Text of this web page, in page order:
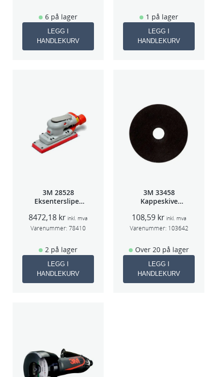
6 på lager
LEGG I
HANDLEKURV
1 på lager
LEGG I
HANDLEKURV
3M 28528
Eksentersliper
3mm slag
70×198
8472,18 kr inkl. mva
Varenummer: 78410
2 på lager
LEGG I
HANDLEKURV
3M 33458
Kappeskive
5stk/pk pris/stk
108,59 kr inkl. mva
Varenummer: 103642
Over 20 på lager
LEGG I
HANDLEKURV